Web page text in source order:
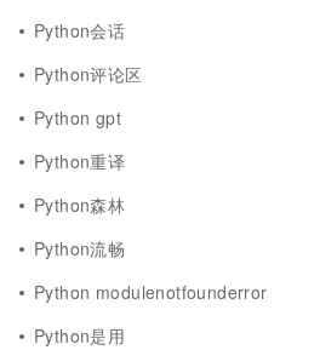
Python会话
Python评论区
Python gpt
Python重译
Python森林
Python流畅
Python modulenotfounderror
Python是用